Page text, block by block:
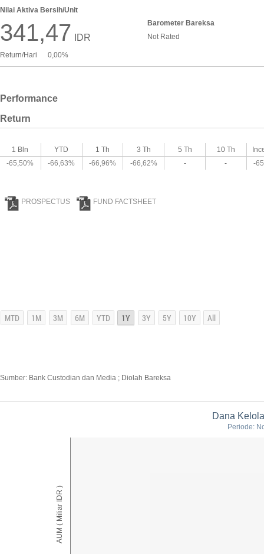
Nilai Aktiva Bersih/Unit
341,47 IDR
Barometer Bareksa
Not Rated
Return/Hari 0,00%
Performance
Return
1 Bln YTD 1 Th 3 Th 5 Th 10 Th
-65,50%
-66,63% -66,96% -66,62% - - -
PROSPECTUS FUND FACTSHEET
Sumber: Bank Custodian dan Media ; Diolah Bareksa
AUM ( Miliar IDR )
Dana
Periode: